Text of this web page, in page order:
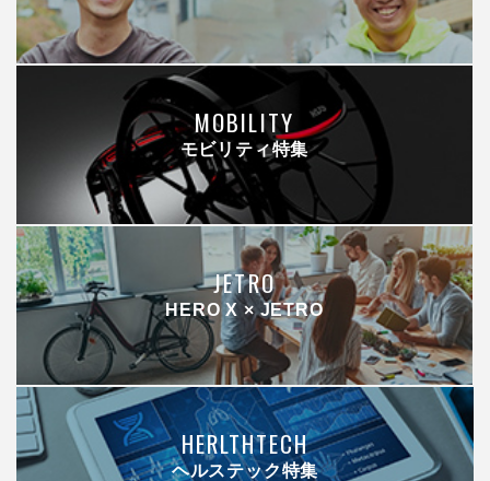
MOBILITY
モビリティ特集
JETRO
HERO X × JETRO
HERLTHTECH
ヘルステック特集